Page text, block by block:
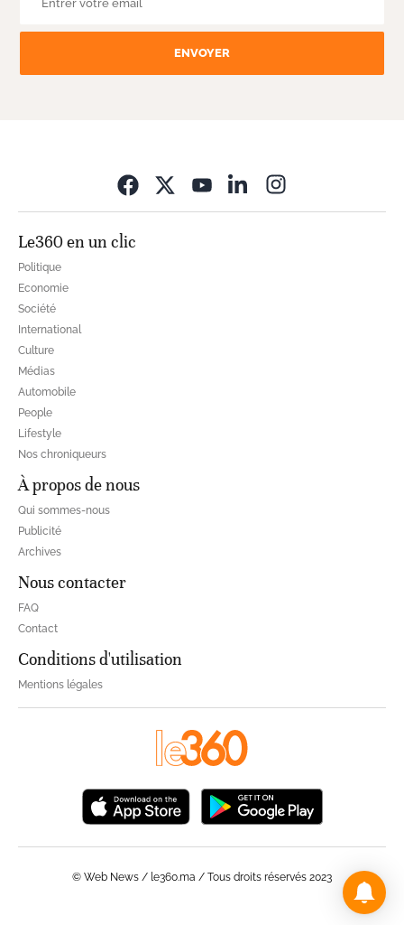
ENVOYER
Le360 en un clic
Politique
Economie
Société
International
Culture
Médias
Automobile
People
Lifestyle
Nos chroniqueurs
À propos de nous
Qui sommes-nous
Publicité
Archives
Nous contacter
FAQ
Contact
Conditions d'utilisation
Mentions légales
© Web News / le360.ma / Tous droits réservés 2023